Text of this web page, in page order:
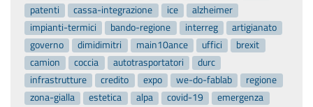
patenti
cassa-integrazione ice
alzheimer
impianti-termici
bando-regione interreg
artigianato
governo
dimidimitri main10ance uffici
brexit
camion
coccia autotrasportatori
durc
infrastrutture
credito expo we-do-fablab
regione
zona-gialla
estetica alpa covid-19
emergenza